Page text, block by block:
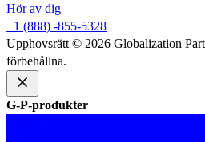
Hör av dig​​
+1 (888) -855-5328​​
Upphovsrätt © 2026 Globalization
förbehållna.​​
G-P-produkter​​